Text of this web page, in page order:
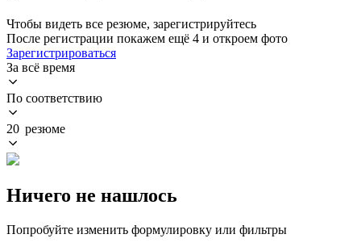
Чтобы видеть все резюме, зарегистрируйтесь
После регистрации покажем ещё 4 и откроем фото
Зарегистрироваться
За всё время
По соответствию
20 резюме
Ничего не нашлось
Попробуйте изменить формулировку или фильтры